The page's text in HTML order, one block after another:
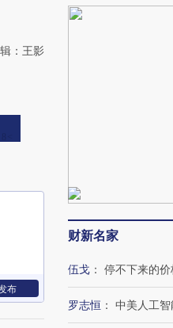
：王影
布
财新名家
伍戈 ： 停不下来的价
罗志恒 ： 中美人工